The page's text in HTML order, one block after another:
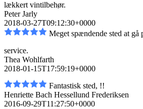
lækkert vintilbehør.
Peter Jarly
2018-03-27T09:12:30+0000
Meget spændende sted at gå
service.
Thea Wohlfarth
2018-01-15T17:59:19+0000
Fantastisk sted, !!
Henriette Bach Hessellund Frederiksen
2016-09-29T11:27:50+0000